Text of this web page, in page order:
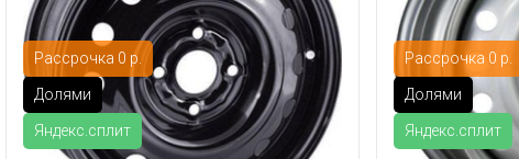
Рассрочка 0 р.
Долями
Яндекс.сплит
Рассрочка 0 р.
Долями
Яндекс.сплит